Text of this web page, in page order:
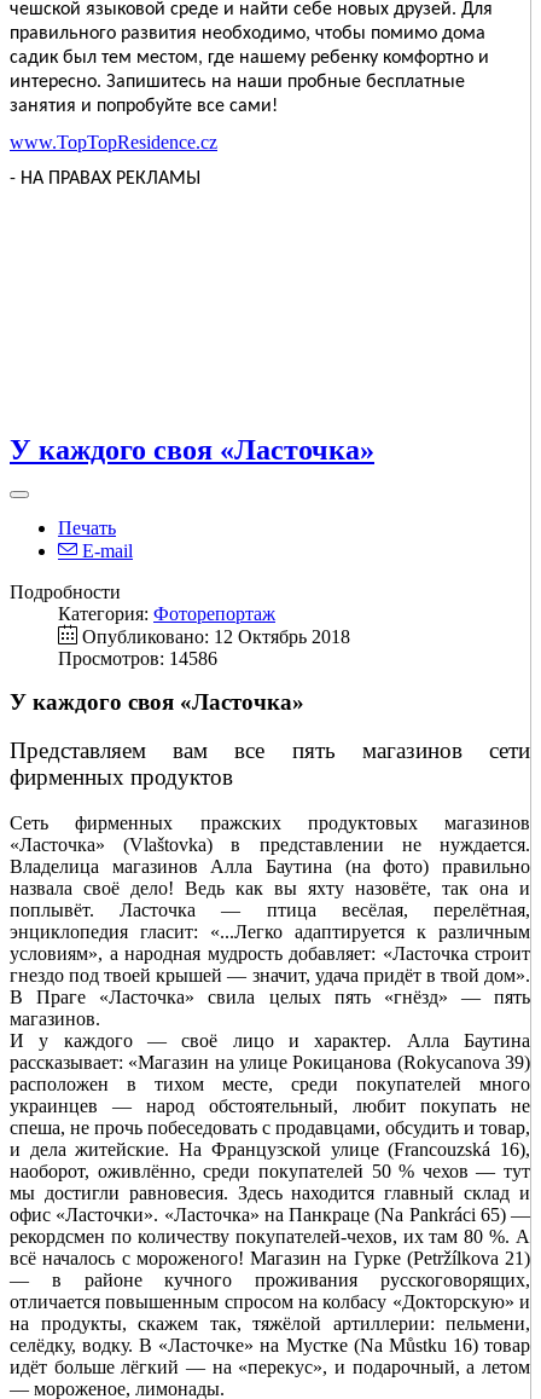
чешской языковой среде и найти себе новых друзей. Для
правильного развития необходимо, чтобы помимо дома
садик был тем местом, где нашему ребенку комфортно и
интересно. Запишитесь на наши пробные бесплатные
занятия и попробуйте все сами!
www.TopTopResidence.cz
- НА ПРАВАХ РЕКЛАМЫ
У каждого своя «Ласточка»
Печать
E-mail
Подробности
Категория: Фоторепортаж
Опубликовано: 12 Октябрь 2018
Просмотров: 14586
У каждого своя «Ласточка»
Представляем вам все пять магазинов сети
фирменных продуктов
Сеть фирменных пражских продуктовых магазинов
«Ласточка» (Vlaštovka) в представлении не нуждается.
Владелица магазинов Алла Баутина (на фото) правильно
назвала своё дело! Ведь как вы яхту назовёте, так она и
поплывёт. Ласточка — птица весёлая, перелётная,
энциклопедия гласит: «...Легко адаптируется к различным
условиям», а народная мудрость добавляет: «Ласточка строит
гнездо под твоей крышей — значит, удача придёт в твой дом».
В Праге «Ласточка» свила целых пять «гнёзд» — пять
магазинов.
И у каждого — своё лицо и характер. Алла Баутина
рассказывает: «Магазин на улице Рокицанова (Rokycanova 39)
расположен в тихом месте, среди покупателей много
украинцев — народ обстоятельный, любит покупать не
спеша, не прочь побеседовать с продавцами, обсудить и товар,
и дела житейские. На Французской улице (Francouzská 16),
наоборот, оживлённо, среди покупателей 50 % чехов — тут
мы достигли равновесия. Здесь находится главный склад и
офис «Ласточки». «Ласточка» на Панкраце (Na Pankráci 65) —
рекордсмен по количеству покупателей-чехов, их там 80 %. А
всё началось с мороженого! Магазин на Гурке (Petržílkova 21)
— в районе кучного проживания русскоговорящих,
отличается повышенным спросом на колбасу «Докторскую» и
на продукты, скажем так, тяжёлой артиллерии: пельмени,
селёдку, водку. В «Ласточке» на Мустке (Na Můstku 16) товар
идёт больше лёгкий — на «перекус», и подарочный, а летом
— мороженое, лимонады.